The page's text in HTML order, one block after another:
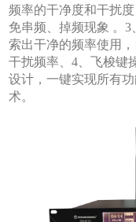
频率的干净度和干扰
免串频、掉频现象 。
索出干净的频率使用
干扰频率、4、飞梭键
设计，一键实现所有
术。